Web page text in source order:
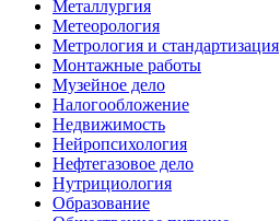
Металлургия
Метеорология
Метрология и стандартизация
Монтажные работы
Музейное дело
Налогообложение
Недвижимость
Нейропсихология
Нефтегазовое дело
Нутрициология
Образование